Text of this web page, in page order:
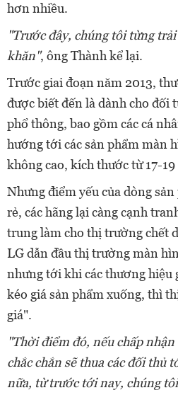
hơn nhiều.
"Trước đây, chúng tôi từng
khăn", ông Thành kể lại.
Trước giai đoạn năm 2013,
được biết đến là dành cho đối
phổ thông, bao gồm các cá
hướng tới các sản phẩm màn
không cao, kích thước từ 17-
Nhưng điểm yếu của dòng
rẻ, các hãng lại càng cạnh
trung làm cho thị trường chết
LG dẫn đầu thị trường màn
nhưng tới khi các thương hiệu
kéo giá sản phẩm xuống, thì
giá".
"Thời điểm đó, nếu chấp nhận
chắc chắn sẽ thua các đối thủ
nữa, từ trước tới nay, chúng